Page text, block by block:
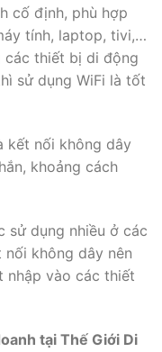
cố định, phù hợp
tính, laptop, tivi,…
các thiết bị di động
sử dụng WiFi là tốt
kết nối không dây
khoảng cách
sử dụng nhiều ở các
không dây nên
nhập vào các thiết
tại Thế Giới Di